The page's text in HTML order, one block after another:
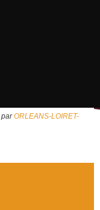
parORLEANS-LOIRET-